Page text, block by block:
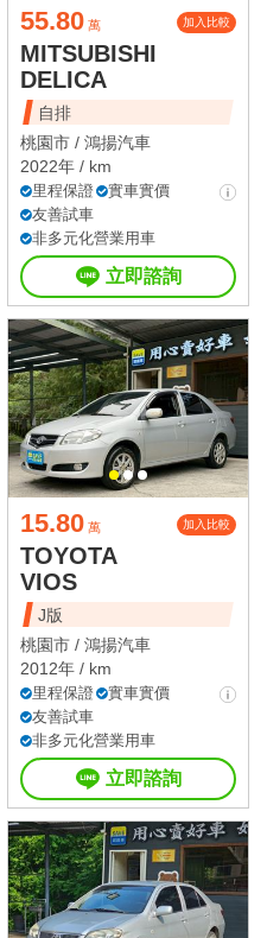
55.80 萬 加入比較
MITSUBISHI
DELICA
自排
桃園市 / 鴻揚汽車
2022年 / km
里程保證
實車實價
友善試車
非多元化營業用車
立即諮詢
15.80 萬 加入比較
TOYOTA
VIOS
J版
桃園市 / 鴻揚汽車
2012年 / km
里程保證
實車實價
友善試車
非多元化營業用車
立即諮詢